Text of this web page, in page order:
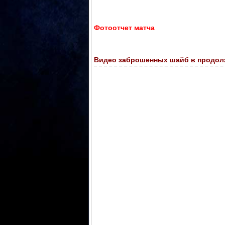
Фотоотчет матча
Видео заброшенных шайб в